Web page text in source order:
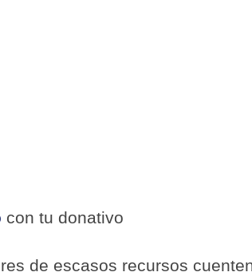
con tu donativo
de escasos recursos